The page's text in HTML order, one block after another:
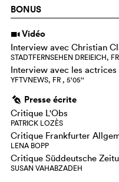
BONUS
i Vidéo
Interview avec Christian
STADTFERNSEHEN DREIEICH, FR
Interview avec les actrices
YFTVNEWS, FR , 5‘05‘‘
g Presse écrite
Critique L'Obs
PATRICK LOZÈS
Critique Frankfurter
LENA BOPP
Critique Süddeutsche
SUSAN VAHABZADEH